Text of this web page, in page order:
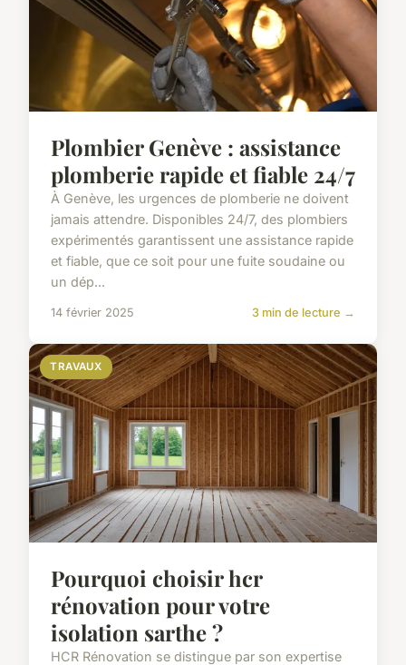
Plombier Genève : assistance
plomberie rapide et fiable 24/7
À Genève, les urgences de plomberie ne doivent
jamais attendre. Disponibles 24/7, des plombiers
expérimentés garantissent une assistance rapide
et fiable, que ce soit pour une fuite soudaine ou
un dép...
14 février 2025 3 min de lecture →
TRAVAUX
Pourquoi choisir hcr
rénovation pour votre
isolation sarthe ?
HCR Rénovation se distingue par son expertise